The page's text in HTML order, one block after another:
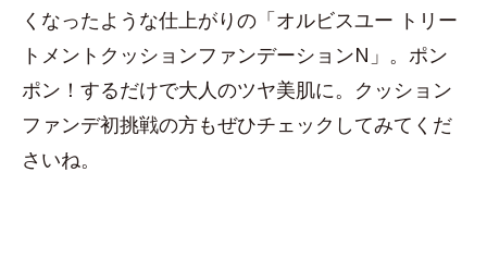
くなったような仕上がりの「オルビスユー トリー
トメントクッションファンデーションN」。ポン
ポン！するだけで大人のツヤ美肌に。クッション
ファンデ初挑戦の方もぜひチェックしてみてくだ
さいね。